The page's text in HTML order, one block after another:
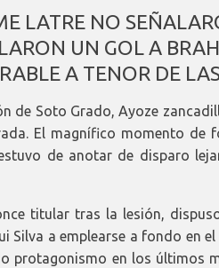
LATRE NO
UN GOL A
A TENOR DE
de Soto Grado, Ayoze
El magnífico momento de
de anotar de disparo
titular tras la lesión,
Silva a emplearse a fondo en
protagonismo en los últimos